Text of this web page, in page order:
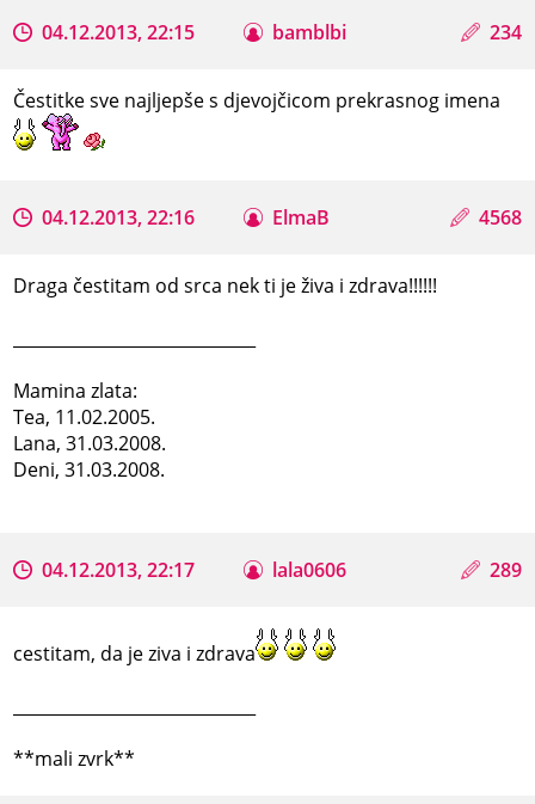
04.12.2013, 22:15 bamblbi 234
Čestitke sve najljepše s djevojčicom prekrasnog imena
04.12.2013, 22:16 ElmaB 4568
Draga čestitam od srca nek ti je živa i zdrava!!!!!!
Mamina zlata:
Tea, 11.02.2005.
Lana, 31.03.2008.
Deni, 31.03.2008.
04.12.2013, 22:17 lala0606 289
cestitam, da je ziva i zdrava
**mali zvrk**